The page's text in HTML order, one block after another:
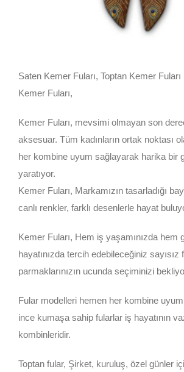
Saten Kemer Fuları, Toptan Kemer Fuları
Kemer Fuları,
Kemer Fuları, mevsimi olmayan son
aksesuar. Tüm kadınların ortak noktası
her kombine uyum sağlayarak harika bir
yaratıyor.
Kemer Fuları, Markamızın tasarladığı
canlı renkler, farklı desenlerle hayat
Kemer Fuları, Hem iş yaşamınızda hem
hayatınızda tercih edebileceğiniz sayısız
parmaklarınızın ucunda seçiminizi
Fular modelleri hemen her kombine
ince kumaşa sahip fularlar iş hayatının
kombinleridir.
Toptan fular, Şirket, kuruluş, özel günler